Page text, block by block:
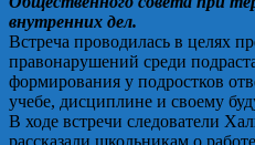
внутренних дел.
Встреча проводилась в целях
правонарушений среди
формирования у подростков
учебе, дисциплине и своему
В ходе встречи следователи
рассказали школьникам о